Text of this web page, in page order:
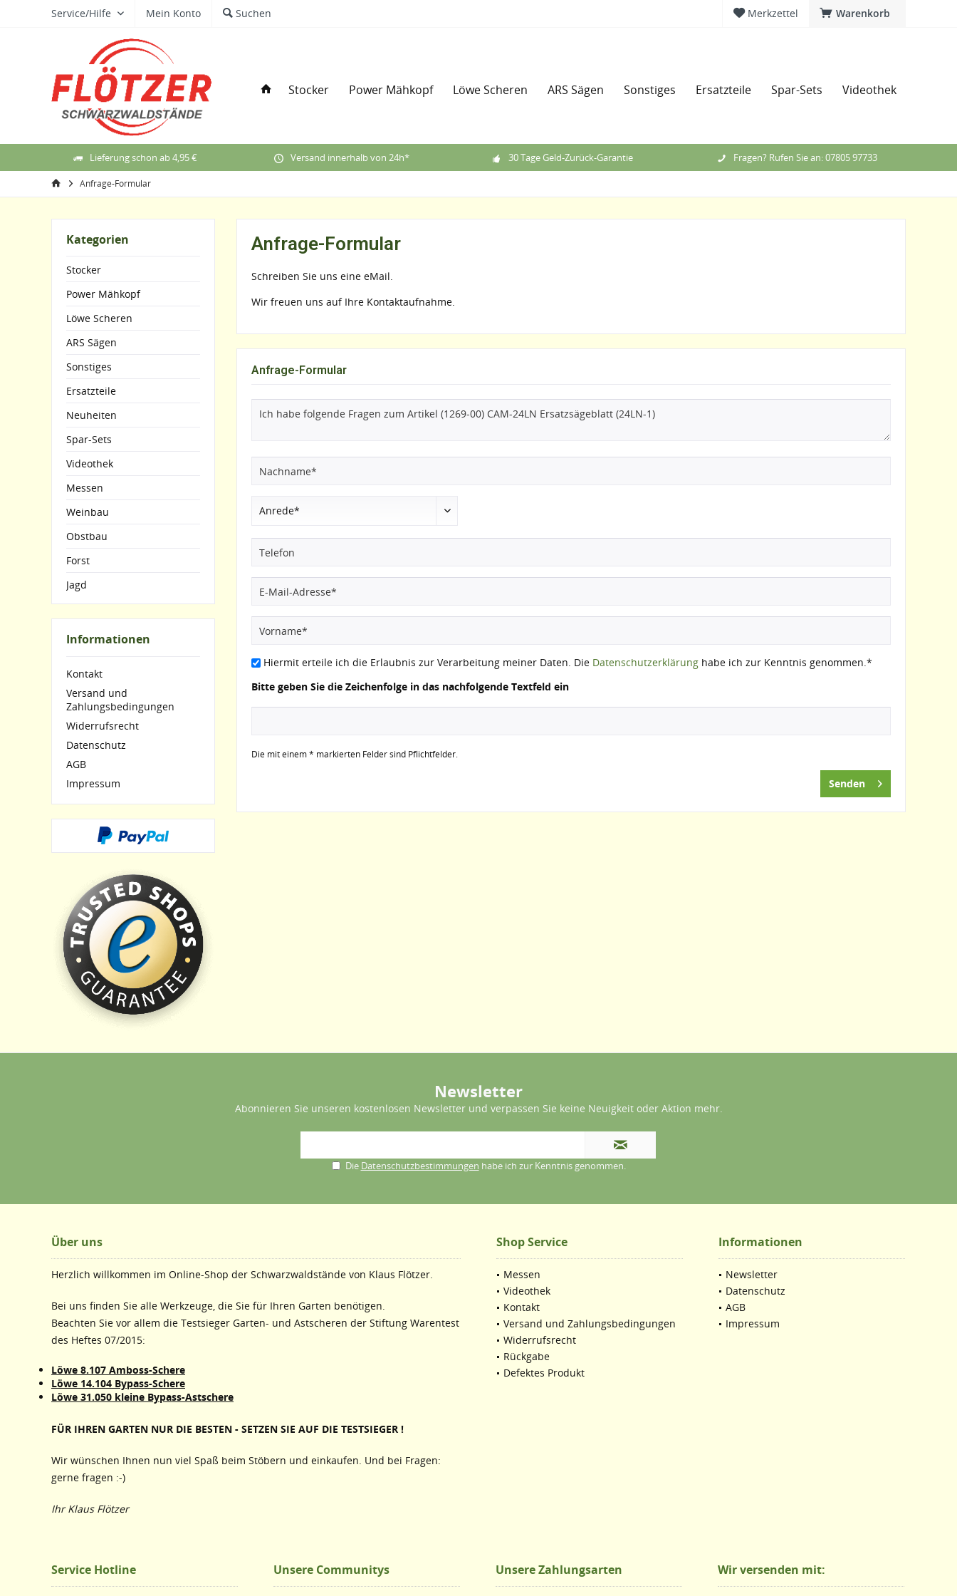
Warenkorb
Merkzettel
Service/Hilfe Mein Konto Suchen
Stocker Power Mähkopf Löwe Scheren ARS Sägen Sonstiges Ersatzteile Spar-Sets Videothek
Lieferung schon ab 4,95 € Versand innerhalb von 24h* 30 Tage Geld-Zurück-Garantie Fragen? Rufen Sie an: 07805 97733
Anfrage-Formular
Kategorien
Stocker
Power Mähkopf
Löwe Scheren
ARS Sägen
Sonstiges
Ersatzteile
Neuheiten
Spar-Sets
Videothek
Messen
Weinbau
Obstbau
Forst
Jagd
Informationen
Kontakt
Versand und
Zahlungsbedingungen
Widerrufsrecht
Datenschutz
AGB
Impressum
Anfrage-Formular
Schreiben Sie uns eine eMail.
Wir freuen uns auf Ihre Kontaktaufnahme.
Anfrage-Formular
Hiermit erteile ich die Erlaubnis zur Verarbeitung meiner Daten. Die Datenschutzerklärung habe ich zur Kenntnis genommen.*
Bitte geben Sie die Zeichenfolge in das nachfolgende Textfeld ein
Die mit einem * markierten Felder sind Pflichtfelder.
Senden
Newsletter
Abonnieren Sie unseren kostenlosen Newsletter und verpassen Sie keine Neuigkeit oder Aktion mehr.
Die Datenschutzbestimmungen habe ich zur Kenntnis genommen.
Über uns
Herzlich willkommen im Online-Shop der Schwarzwaldstände von Klaus Flötzer.
Bei uns finden Sie alle Werkzeuge, die Sie für Ihren Garten benötigen.
Beachten Sie vor allem die Testsieger Garten- und Astscheren der Stiftung Warentest
des Heftes 07/2015:
Löwe 8.107 Amboss-Schere
Löwe 14.104 Bypass-Schere
Löwe 31.050 kleine Bypass-Astschere
FÜR IHREN GARTEN NUR DIE BESTEN - SETZEN SIE AUF DIE TESTSIEGER !
Wir wünschen Ihnen nun viel Spaß beim Stöbern und einkaufen. Und bei Fragen:
gerne fragen :-)
Ihr Klaus Flötzer
Shop Service
Messen
Videothek
Kontakt
Versand und Zahlungsbedingungen
Widerrufsrecht
Rückgabe
Defektes Produkt
Informationen
Newsletter
Datenschutz
AGB
Impressum
Service Hotline Unsere Communitys Unsere Zahlungsarten Wir versenden mit: